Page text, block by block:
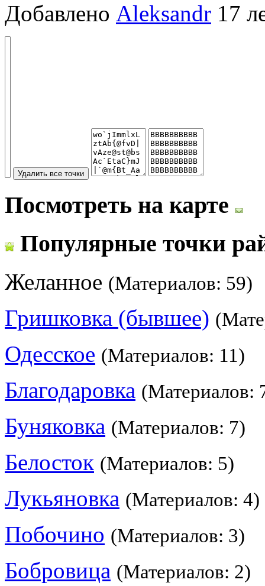
Добавлено Aleksandr 17
Посмотреть на карте
Популярные точки
Желанное (Материалов: 59)
Гришковка (бывшее)
Одесское (Материалов: 11)
Благодаровка (Материалов:
Буняковка (Материалов: 7)
Белосток (Материалов: 5)
Лукьяновка (Материалов: 4)
Побочино (Материалов: 3)
Бобровица (Материалов: 2)